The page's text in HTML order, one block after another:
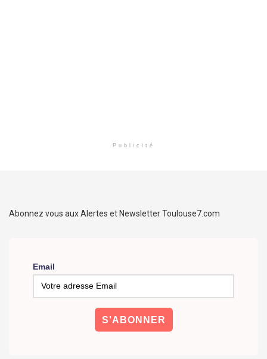
Publicité
Abonnez vous aux Alertes et Newsletter Toulouse7.com
Email